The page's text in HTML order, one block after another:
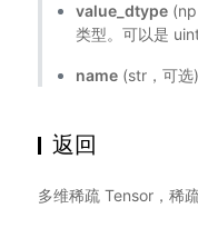
value_dtype
类型。可以是
name (str，可
返回
多维稀疏 Tensor，稀